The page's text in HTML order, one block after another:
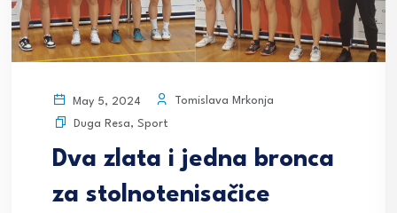
May 5, 2024
Tomislava Mrkonja
Duga Resa, Sport
Dva zlata i jedna bronca
za stolnotenisačice